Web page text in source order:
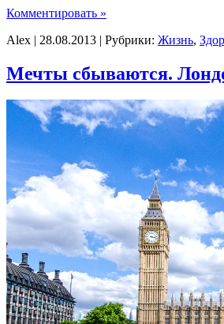
Комментировать »
Alex | 28.08.2013 | Рубрики: Жизнь,
Мечты сбываются.